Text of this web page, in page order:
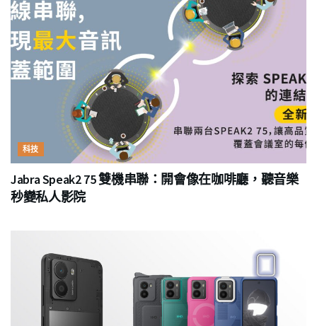
科技
Jabra Speak2 75 雙機串聯：開會像在咖啡廳，聽音樂
秒變私人影院